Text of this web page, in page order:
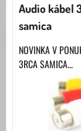
Audio kábel
samica
NOVINKA V
3RCA SAMICA...